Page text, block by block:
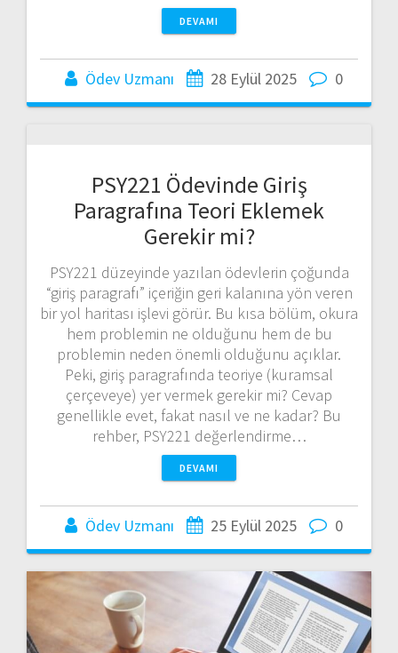
DEVAMI
Ödev Uzmanı 28 Eylül 2025 0
PSY221 Ödevinde Giriş
Paragrafına Teori Eklemek
Gerekir mi?
PSY221 düzeyinde yazılan ödevlerin çoğunda
“giriş paragrafı” içeriğin geri kalanına yön veren
bir yol haritası işlevi görür. Bu kısa bölüm, okura
hem problemin ne olduğunu hem de bu
problemin neden önemli olduğunu açıklar.
Peki, giriş paragrafında teoriye (kuramsal
çerçeveye) yer vermek gerekir mi? Cevap
genellikle evet, fakat nasıl ve ne kadar? Bu
rehber, PSY221 değerlendirme…
DEVAMI
Ödev Uzmanı 25 Eylül 2025 0